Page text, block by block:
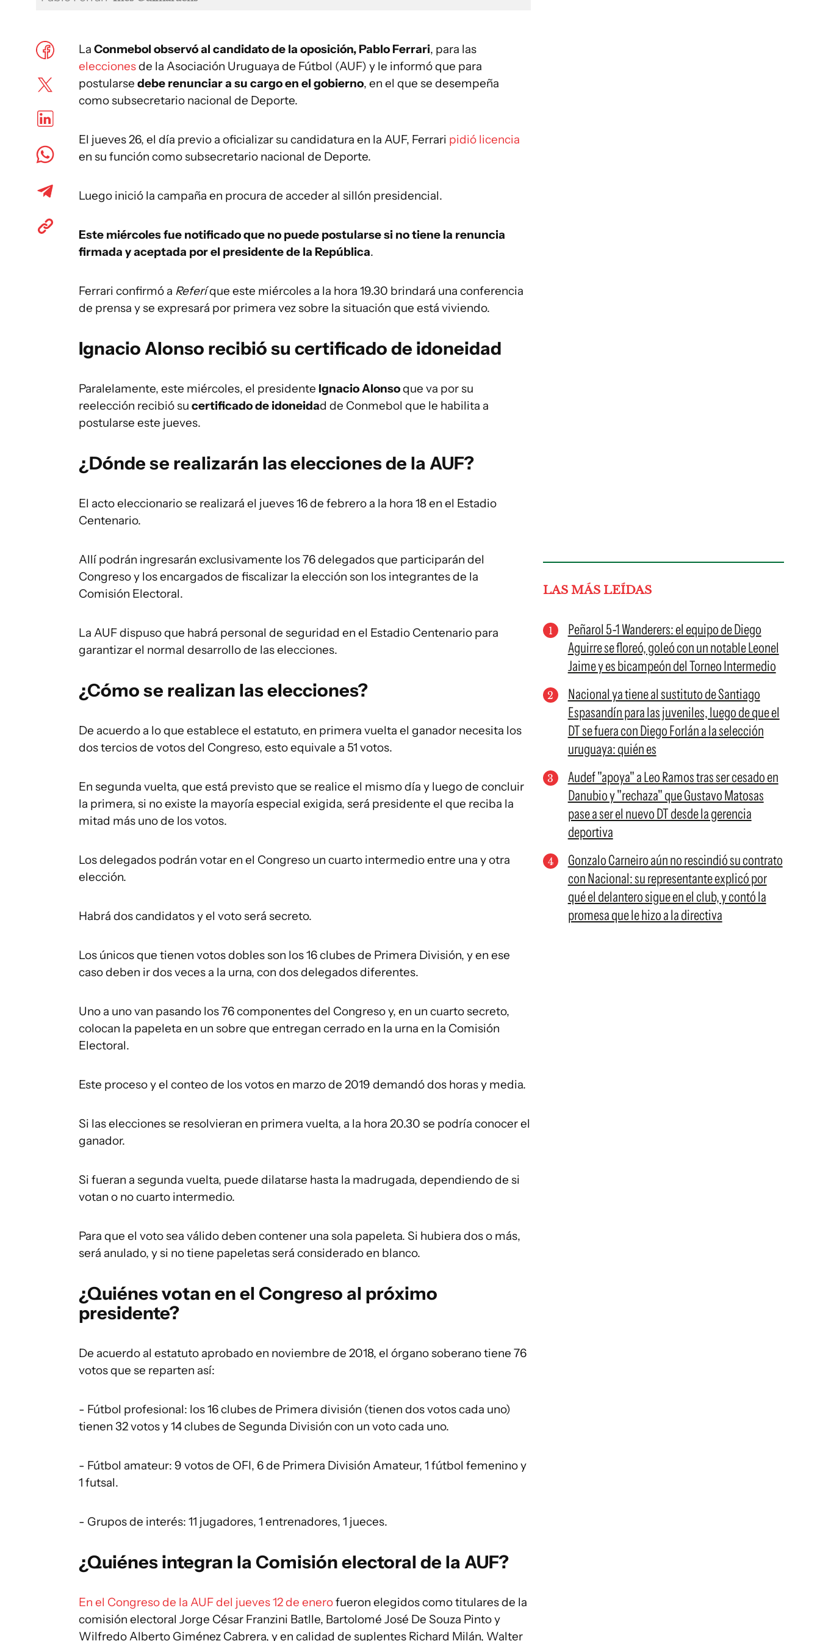
La Conmebol observó al candidato de la oposición, Pablo Ferrari, para las
eleccionesde la Asociación Uruguaya de Fútbol (AUF) y le informó que para
postularse debe renunciar a su cargo en el gobierno, en el que se desempeña
como subsecretario nacional de Deporte.
El jueves 26, el día previo a oficializar su candidatura en la AUF, Ferrari pidió licencia
en su función como subsecretario nacional de Deporte.
Luego inició la campaña en procura de acceder al sillón presidencial.
Este miércoles fue notificado que no puede postularse si no tiene la renuncia
firmada y aceptada por el presidente de la República.
Ferrari confirmó a Referíque este miércoles a la hora 19.30 brindará una conferencia
de prensa y se expresará por primera vez sobre la situación que está viviendo.
Ignacio Alonso recibió su certificado de idoneidad
Paralelamente, este miércoles, el presidente Ignacio Alonsoque va por su
reelección recibió su certificado de idoneidad de Conmebol que le habilita a
postularse este jueves.
¿Dónde se realizarán las elecciones de la AUF?
El acto eleccionario se realizará el jueves 16 de febrero a la hora 18 en el Estadio
Centenario.
Allí podrán ingresarán exclusivamente los 76 delegados que participarán del
Congreso y los encargados de fiscalizar la elección son los integrantes de la
Comisión Electoral.
La AUF dispuso que habrá personal de seguridad en el Estadio Centenario para
garantizar el normal desarrollo de las elecciones.
¿Cómo se realizan las elecciones?
De acuerdo a lo que establece el estatuto, en primera vuelta el ganador necesita los
dos tercios de votos del Congreso, esto equivale a 51 votos.
En segunda vuelta, que está previsto que se realice el mismo día y luego de concluir
la primera, si no existe la mayoría especial exigida, será presidente el que reciba la
mitad más uno de los votos.
Los delegados podrán votar en el Congreso un cuarto intermedio entre una y otra
elección.
Habrá dos candidatos y el voto será secreto.
Los únicos que tienen votos dobles son los 16 clubes de Primera División, y en ese
caso deben ir dos veces a la urna, con dos delegados diferentes.
Uno a uno van pasando los 76 componentes del Congreso y, en un cuarto secreto,
colocan la papeleta en un sobre que entregan cerrado en la urna en la Comisión
Electoral.
Este proceso y el conteo de los votos en marzo de 2019 demandó dos horas y media.
Si las elecciones se resolvieran en primera vuelta, a la hora 20.30 se podría conocer el
ganador.
Si fueran a segunda vuelta, puede dilatarse hasta la madrugada, dependiendo de si
votan o no cuarto intermedio.
Para que el voto sea válido deben contener una sola papeleta. Si hubiera dos o más,
será anulado, y si no tiene papeletas será considerado en blanco.
¿Quiénes votan en el Congreso al próximo
presidente?
De acuerdo al estatuto aprobado en noviembre de 2018, el órgano soberano tiene 76
votos que se reparten así:
- Fútbol profesional: los 16 clubes de Primera división (tienen dos votos cada uno)
tienen 32 votos y 14 clubes de Segunda División con un voto cada uno.
- Fútbol amateur: 9 votos de OFI, 6 de Primera División Amateur, 1 fútbol femenino y
1 futsal.
- Grupos de interés: 11 jugadores, 1 entrenadores, 1 jueces.
¿Quiénes integran la Comisión electoral de la AUF?
En el Congreso de la AUF del jueves 12 de enerofueron elegidos como titulares de la
comisión electoral Jorge César Franzini Batlle, Bartolomé José De Souza Pinto y
Wilfredo Alberto Giménez Cabrera, y en calidad de suplentes Richard Milán, Walter
LAS MÁS LEÍDAS
Peñarol 5-1 Wanderers: el equipo de Diego
Aguirre se floreó, goleó con un notable Leonel
Jaime y es bicampeón del Torneo Intermedio
Nacional ya tiene al sustituto de Santiago
Espasandín para las juveniles, luego de que el
DT se fuera con Diego Forlán a la selección
uruguaya: quién es
Audef "apoya" a Leo Ramos tras ser cesado en
Danubio y "rechaza" que Gustavo Matosas
pase a ser el nuevo DT desde la gerencia
deportiva
Gonzalo Carneiro aún no rescindió su contrato
con Nacional: su representante explicó por
qué el delantero sigue en el club, y contó la
promesa que le hizo a la directiva